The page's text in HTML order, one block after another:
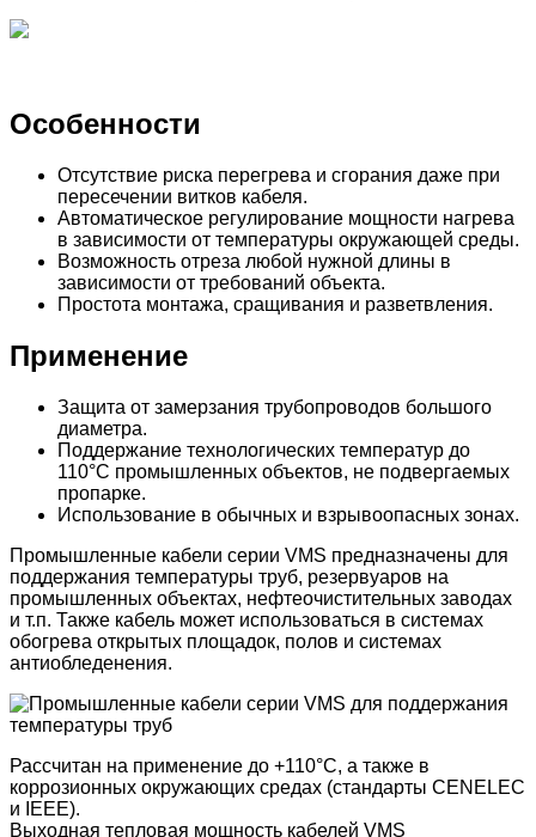
Особенности
Отсутствие риска перегрева и сгорания даже при
пересечении витков кабеля.
Автоматическое регулирование мощности нагрева
в зависимости от температуры окружающей среды.
Возможность отреза любой нужной длины в
зависимости от требований объекта.
Простота монтажа, сращивания и разветвления.
Применение
Защита от замерзания трубопроводов большого
диаметра.
Поддержание технологических температур до
110°С промышленных объектов, не подвергаемых
пропарке.
Использование в обычных и взрывоопасных зонах.
Промышленные кабели серии VMS предназначены для
поддержания температуры труб, резервуаров на
промышленных объектах, нефтеочистительных заводах
и т.п. Также кабель может использоваться в системах
обогрева открытых площадок, полов и системах
антиобледенения.
Рассчитан на применение до +110°С, а также в
коррозионных окружающих средах (стандарты CENELEC
и IEEE).
Выходная тепловая мощность кабелей VMS